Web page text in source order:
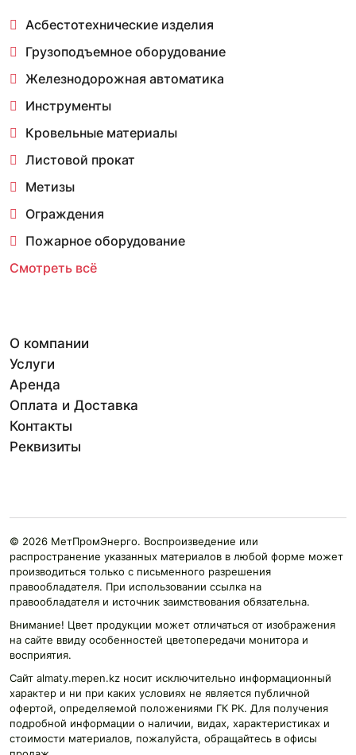
Асбестотехнические изделия
Грузоподъемное оборудование
Железнодорожная автоматика
Инструменты
Кровельные материалы
Листовой прокат
Метизы
Ограждения
Пожарное оборудование
Смотреть всё
О компании
Услуги
Аренда
Оплата и Доставка
Контакты
Реквизиты
© 2026 МетПромЭнерго. Воспроизведение или
распространение указанных материалов в любой форме может
производиться только с письменного разрешения
правообладателя. При использовании ссылка на
правообладателя и источник заимствования обязательна.
Внимание! Цвет продукции может отличаться от изображения
на сайте ввиду особенностей цветопередачи монитора и
восприятия.
Сайт almaty.mepen.kz носит исключительно информационный
характер и ни при каких условиях не является публичной
офертой, определяемой положениями ГК РК. Для получения
подробной информации о наличии, видах, характеристиках и
стоимости материалов, пожалуйста, обращайтесь в офисы